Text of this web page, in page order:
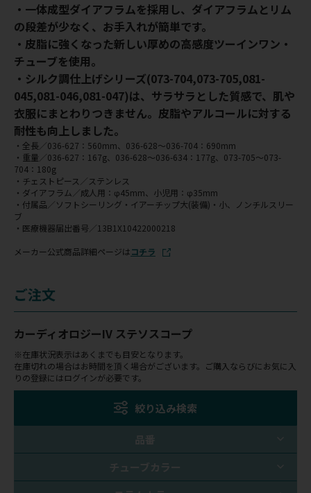
・一体成型ダイアフラムを採用し、ダイアフラムとリム
の段差が少なく、お手入れが簡単です。
・皮脂に強くなった新しい厚めの高感度ツーインワン・
チューブを使用。
・シルク調仕上げシリーズ(073-704,073-705,081-
045,081-046,081-047)は、サラサラとした質感で、肌や
衣服にまとわりつきません。皮脂やアルコールに対する
耐性も向上しました。
・全長／036-627：560mm、036-628～036-704：690mm
・重量／036-627：167g、036-628～036-634：177g、073-705～073-
704：180g
・チェストピース／ステンレス
・ダイアフラム／成人用：φ45mm、小児用：φ35mm
・付属品／ソフトシーリング・イアーチップ大(装備)・小、ノンチルスリー
ブ
・医療機器届出番号／13B1X10422000218
メーカー公式商品詳細ページはコチラ
ご注文
カーディオロジーIV ステソスコープ
※在庫状況表示はあくまでも目安となります。
在庫切れの場合はお時間を頂く場合がございます。ご購入ならびにお気に入
りの登録にはログインが必要です。
絞り込み検索
品番
チューブカラー